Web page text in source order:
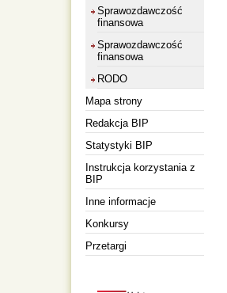
Sprawozdawczość
finansowa
Sprawozdawczość
finansowa
RODO
Mapa strony
Redakcja BIP
Statystyki BIP
Instrukcja korzystania z
BIP
Inne informacje
Konkursy
Przetargi